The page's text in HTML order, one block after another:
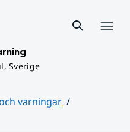
Sverige
varningar